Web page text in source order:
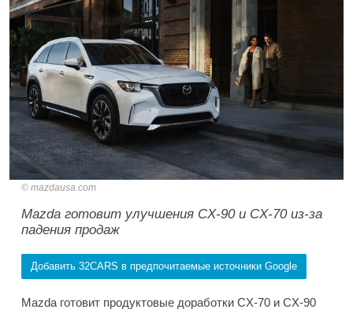
mazdausa.com
Mazda готовит улучшения CX-90 и CX-70 из-за
падения продаж
Добавить 32CARS в предпочитаемые источники Google
Mazda готовит продуктовые доработки CX-70 и CX-90